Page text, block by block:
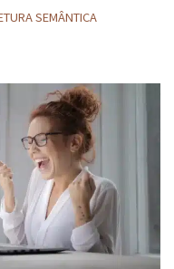
SEMÂNTICA